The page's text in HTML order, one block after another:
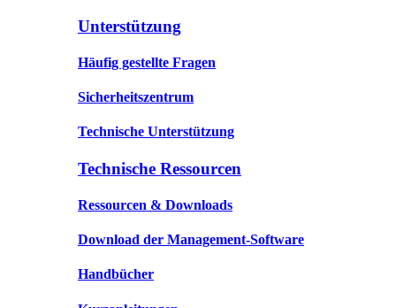
Unterstützung
Häufig gestellte Fragen
Sicherheitszentrum
Technische Unterstützung
Technische Ressourcen
Ressourcen & Downloads
Download der Management-Software
Handbücher